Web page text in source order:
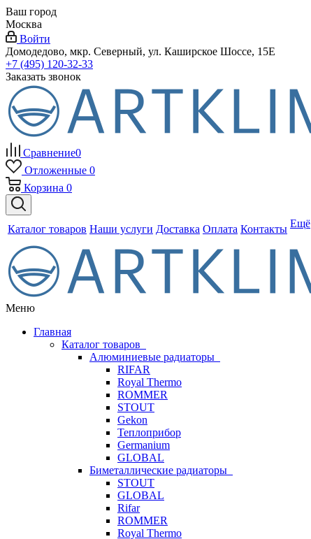
Ваш город
Москва
Войти
Домодедово, мкр. Северный, ул. Каширское Шоссе, 15Е
+7 (495) 120-32-33
Заказать звонок
Сравнение0
Отложенные 0
Корзина 0
Каталог товаров Наши услуги Доставка Оплата Контакты Ещё
Меню
Главная
Каталог товаров
Алюминиевые радиаторы
RIFAR
Royal Thermo
ROMMER
STOUT
Gekon
Теплоприбор
Germanium
GLOBAL
Биметаллические радиаторы
STOUT
GLOBAL
Rifar
ROMMER
Royal Thermo